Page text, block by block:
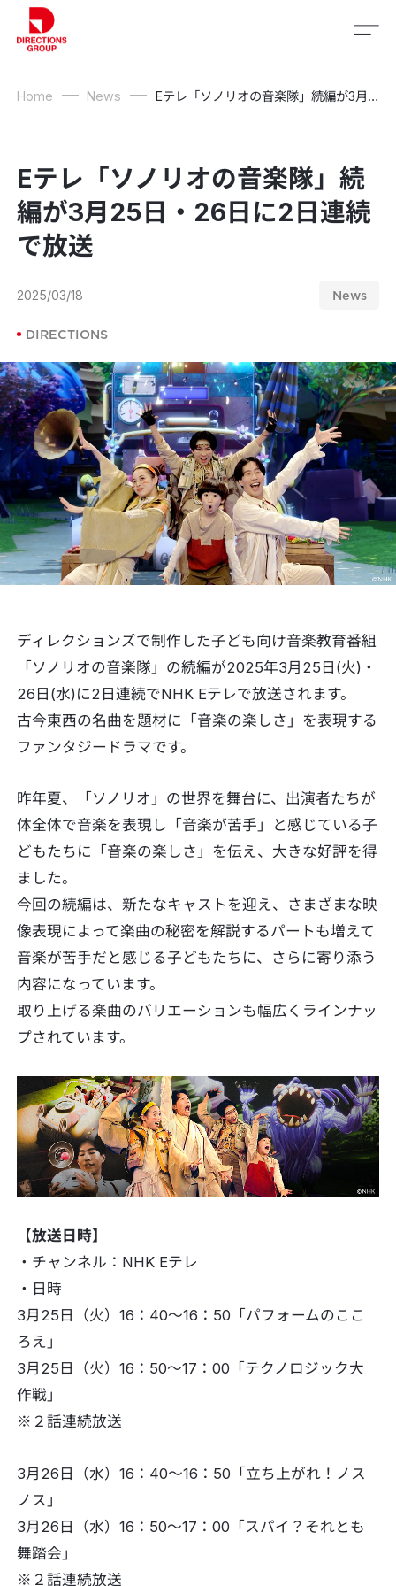
Home News Eテレ「ソノリオの音楽隊」続編が3月25日・26日に2日連続で放送
Eテレ「ソノリオの音楽隊」続
編が3月25日・26日に2日連続
で放送
2025/03/18 News
DIRECTIONS
ディレクションズで制作した子ども向け音楽教育番組
「ソノリオの音楽隊」の続編が2025年3月25日(火)・
26日(水)に2日連続でNHK Eテレで放送されます。
古今東西の名曲を題材に「音楽の楽しさ」を表現する
ファンタジードラマです。
昨年夏、「ソノリオ」の世界を舞台に、出演者たちが
体全体で音楽を表現し「音楽が苦手」と感じている子
どもたちに「音楽の楽しさ」を伝え、大きな好評を得
ました。
今回の続編は、新たなキャストを迎え、さまざまな映
像表現によって楽曲の秘密を解説するパートも増えて
音楽が苦手だと感じる子どもたちに、さらに寄り添う
内容になっています。
取り上げる楽曲のバリエーションも幅広くラインナッ
プされています。
【放送日時】
・チャンネル：NHK Eテレ
・日時
3月25日（火）16：40〜16：50「パフォームのここ
ろえ」
3月25日（火）16：50〜17：00「テクノロジック大
作戦」
※２話連続放送
3月26日（水）16：40〜16：50「立ち上がれ！ノス
ノス」
3月26日（水）16：50〜17：00「スパイ？それとも
舞踏会」
※２話連続放送